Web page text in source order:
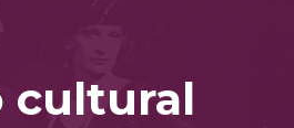
cultural